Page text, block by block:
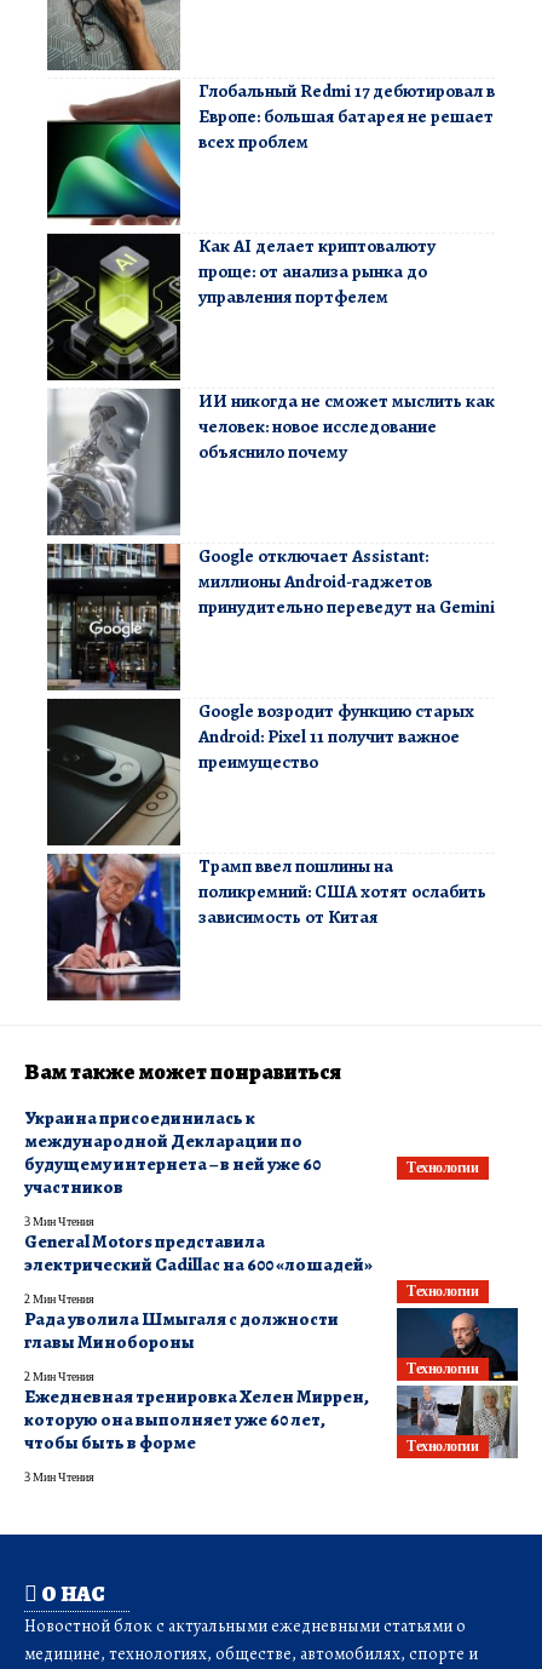
Глобальный Redmi 17 дебютировал в
Европе: большая батарея не решает
всех проблем
Как AI делает криптовалюту
проще: от анализа рынка до
управления портфелем
ИИ никогда не сможет мыслить как
человек: новое исследование
объяснило почему
Google отключает Assistant:
миллионы Android-гаджетов
принудительно переведут на Gemini
Google возродит функцию старых
Android: Pixel 11 получит важное
преимущество
Трамп ввел пошлины на
поликремний: США хотят ослабить
зависимость от Китая
Вам также может понравиться
Технологии
Украина присоединилась к
международной Декларации по
будущему интернета – в ней уже 60
участников
3 Мин Чтения
Технологии
General Motors представила
электрический Cadillac на 600 «лошадей»
2 Мин Чтения
Технологии
Рада уволила Шмыгаля с должности
главы Минобороны
2 Мин Чтения
Технологии
Ежедневная тренировка Хелен Миррен,
которую она выполняет уже 60 лет,
чтобы быть в форме
3 Мин Чтения
О НАС
Новостной блок с актуальными ежедневными статьями о
медицине, технологиях, обществе, автомобилях, спорте и